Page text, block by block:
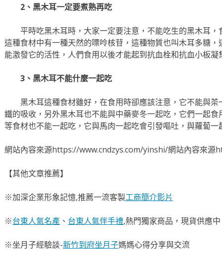
2、黑木耳一定要煮熟再吃
平時吃黑木耳時，大家一定要注意，不能吃生的黑木耳
這種食材中有一種天然的嘌呤核苷，這種物質也叫木耳多糖
能激發它的活性，人們食用以後才能起到抗血栓和抗血小板凝
3、黑木耳不能什麼一起吃
黑木耳這種食材雖好，在食用時卻應該注意，它不能與
鐵的吸收，另外黑木耳也不能與中藥麥冬一起吃，它們一起
等食材也不能一起吃，它與馬肉一起吃會引發嘔吐，與蘿蔔
網站內容來源https://www.cndzys.com/yinshi/網站內容來源
【其他文章推薦】
※加深企業形象記憶,推薦一流客製工商簡介影片
※台東人氣名產、 台東人氣伴手禮,熱門獨家商品，現貨供應中
※坐月子經驗談-新竹到府坐月子媽媽心得分享與交流